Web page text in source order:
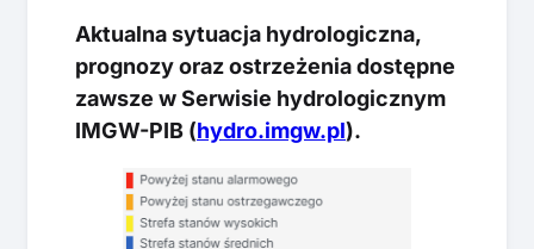
Aktualna sytuacja hydrologiczna,
prognozy oraz ostrzeżenia dostępne
zawsze w Serwisie hydrologicznym
IMGW-PIB (hydro.imgw.pl).